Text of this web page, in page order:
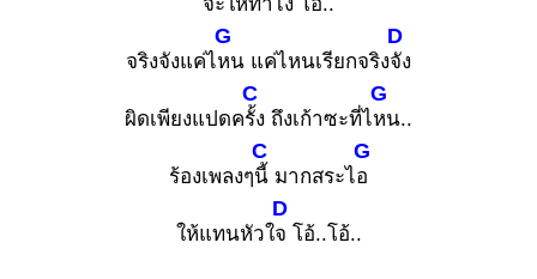
จริงจังแค่ไ
G
หน แค่ไหนเรียกจริง
D
จัง
ผิดเพียงแปดค
C
รั้ง ถึงเก้าซะที่ไ
G
หน..
ร้องเพลงๆ
C
นี้ มากสระไ
G
อ
ให้แทนหัวใ
D
จ โอ้..โอ้..